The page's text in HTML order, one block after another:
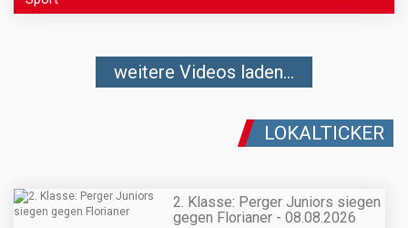
weitere Videos laden...
LOKALTICKER
2. Klasse: Perger Juniors siegen
gegen Florianer - 08.08.2026